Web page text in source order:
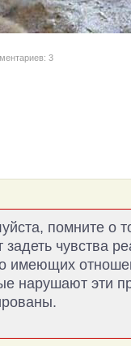
3
помните о
чувства
имеющих
нарушают эти